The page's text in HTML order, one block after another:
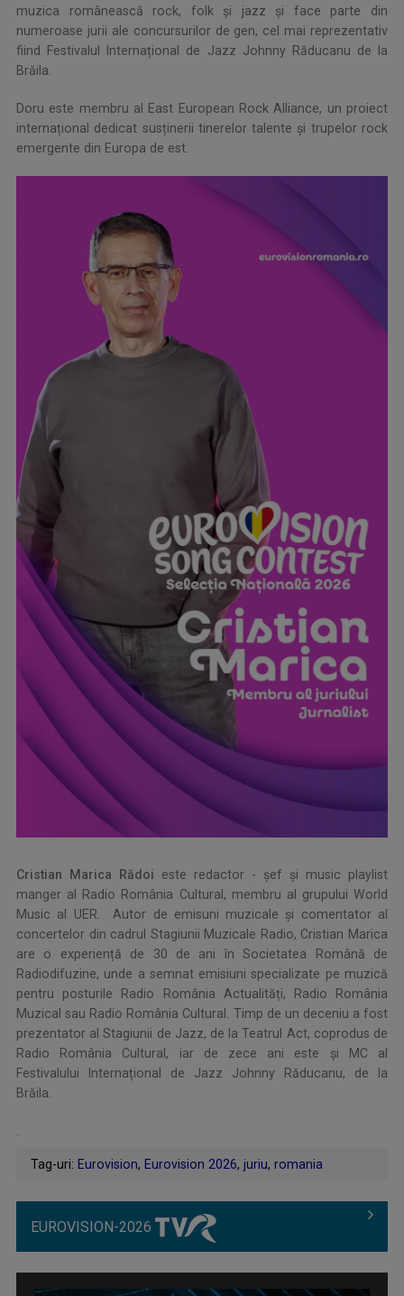
muzica românească rock, folk și jazz și face parte din
numeroase jurii ale concursurilor de gen, cel mai reprezentativ
fiind Festivalul Internațional de Jazz Johnny Răducanu de la
Brăila.
Doru este membru al East European Rock Alliance, un proiect
internațional dedicat susținerii tinerelor talente și trupelor rock
emergente din Europa de est.
Cristian Marica Rădoi este redactor - șef și music playlist
manger al Radio România Cultural, membru al grupului World
Music al UER. Autor de emisuni muzicale și comentator al
concertelor din cadrul Stagiunii Muzicale Radio, Cristian Marica
are o experiență de 30 de ani în Societatea Română de
Radiodifuzine, unde a semnat emisiuni specializate pe muzică
pentru posturile Radio România Actualități, Radio România
Muzical sau Radio România Cultural. Timp de un deceniu a fost
prezentator al Stagiunii de Jazz, de la Teatrul Act, coprodus de
Radio România Cultural, iar de zece ani este și MC al
Festivalului Internațional de Jazz Johnny Răducanu, de la
Brăila.
.
Tag-uri: Eurovision, Eurovision 2026, juriu, romania
EUROVISION-2026